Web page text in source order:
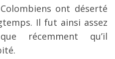
ont déserté
Il fut ainsi assez
récemment qu’il